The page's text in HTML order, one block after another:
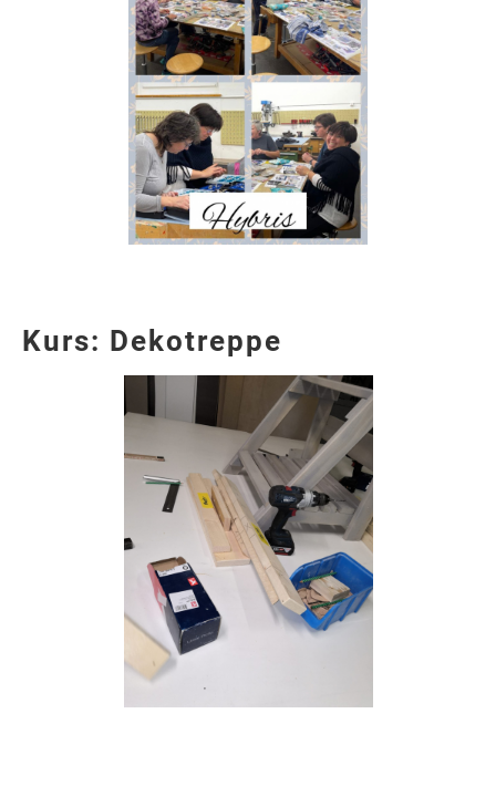
Kurs: Dekotreppe